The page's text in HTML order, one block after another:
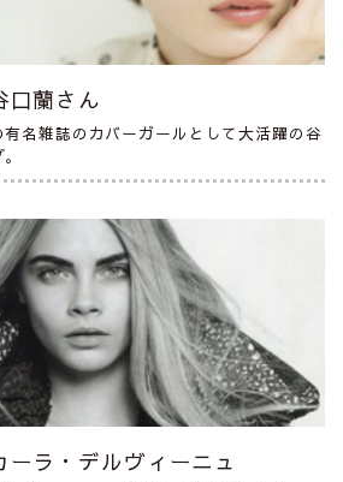
蘭さん
名雑誌のカバーガールとして大活躍の谷
ラ・デルヴィーニュ